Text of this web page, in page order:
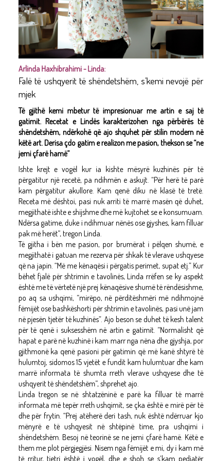
Arlinda Haxhibrahimi - Linda:
Falë të ushqyerit të shëndetshëm, s’kemi nevojë për
mjek
Të gjithë kemi mbetur të impresionuar me artin e saj të
gatimit. Recetat e Lindës karakterizohen nga përbërës të
shëndetshëm, ndërkohë që ajo shquhet për stilin modern në
këtë art. Derisa çdo gatim e realizon me pasion, thekson se “ne
jemi çfarë hamë”
Ishte krejt e vogël kur ia kishte mësyrë kuzhinës për të
përgatitur një recetë, pa ndihmën e askujt. “Për herë të parë
kam përgatitur akullore. Kam qenë diku në klasë të tretë.
Receta më dështoi, pasi nuk arriti të marrë masën që duhet,
megjithatë ishte e shijshme dhe më kujtohet se e konsumuam.
Ndërsa gatime, duke i ndihmuar nënës ose gjyshes, kam filluar
pak më herët”, tregon Linda.
Të gjitha i bën me pasion, por brumërat i pëlqen shumë, e
megjithatë i gatuan me rezerva për shkak të vlerave ushqyese
që na japin. “Më me kënaqësi i përgatis perimet, supat etj.” Kur
bëhet fjalë për shtrimin e tavolinës, Linda rrëfen se ky aspekt
është me të vërtetë një prej kënaqësive shumë të rëndësishme,
po aq sa ushqimi, “mirëpo, në përditëshmëri më ndihmojnë
fëmijët ose bashkëshorti për shtrimin e tavolinës, pasi unë jam
në pjesën tjetër të kuzhinës”. Ajo beson se duhet të kesh talent
për të qenë i suksesshëm në artin e gatimit. “Normalisht që
hapat e parë në kuzhinë i kam marr nga nëna dhe gjyshja, por
gjithmonë ka qenë pasioni për gatimin që më kanë shtyrë të
hulumtoj, sidomos 15 vjetët e fundit kam hulumtuar dhe kam
marrë informata të shumta rreth vlerave ushqyese dhe të
ushqyerit të shëndetshëm”, shprehet ajo.
Linda tregon se në shtatzëninë e parë ka filluar të marrë
informata më tepër rreth ushqimit, se çka është e mirë për të
dhe për frytin. “Prej atëherë deri tash, nuk është ndërruar kjo
mënyrë e të ushqyesit në shtëpinë time, pra ushqimi i
shëndetshëm. Besoj në teorinë se ne jemi çfarë hamë. Këtë e
them me plot përgjegjësi. Nisem nga fëmijët e mi, dy i kam më
të rritur, tjetri është i vogël, dhe e shoh se s’kam pediatër